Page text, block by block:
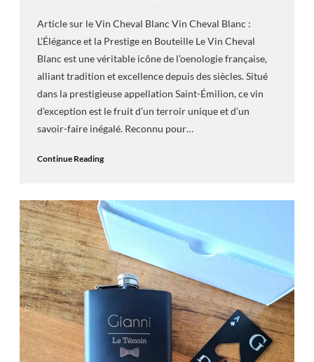
Article sur le Vin Cheval Blanc Vin Cheval Blanc :
L’Élégance et la Prestige en Bouteille Le Vin Cheval
Blanc est une véritable icône de l’oenologie française,
alliant tradition et excellence depuis des siècles. Situé
dans la prestigieuse appellation Saint-Émilion, ce vin
d’exception est le fruit d’un terroir unique et d’un
savoir-faire inégalé. Reconnu pour…
Continue Reading